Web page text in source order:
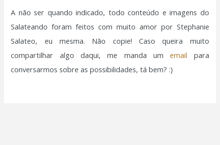
A não ser quando indicado, todo conteúdo e imagens do
Salateando foram feitos com muito amor por Stephanie
Salateo, eu mesma. Não copie! Caso queira muito
compartilhar algo daqui, me manda umemail para
conversarmos sobre as possibilidades, tá bem? :)